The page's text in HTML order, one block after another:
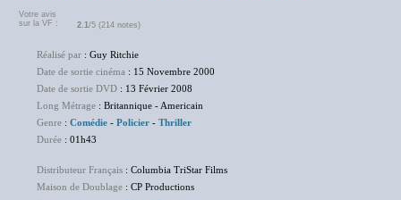
Votre avis
sur la VF :
2.1/5 (214 notes)
Réalisé par : Guy Ritchie
Date de sortie cinéma : 15 Novembre 2000
Date de sortie DVD : 13 Février 2008
Long Métrage : Britannique - Americain
Genre : Comédie - Policier - Thriller
Durée : 01h43
Distributeur Français : Columbia TriStar Films
Maison de Doublage : CP Productions